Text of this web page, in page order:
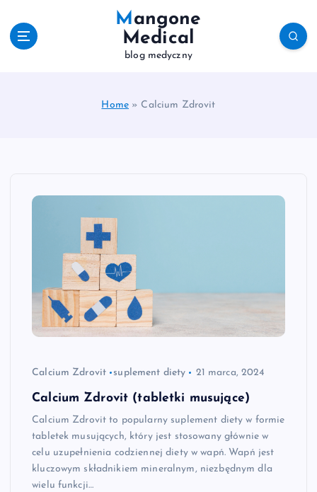
Mangone
Medical
blog medyczny
Home » Calcium Zdrovit
Calcium Zdrovit suplement diety 21 marca, 2024
Calcium Zdrovit (tabletki musujące)
Calcium Zdrovit to popularny suplement diety w formie
tabletek musujących, który jest stosowany głównie w
celu uzupełnienia codziennej diety w wapń. Wapń jest
kluczowym składnikiem mineralnym, niezbędnym dla
wielu funkcji…